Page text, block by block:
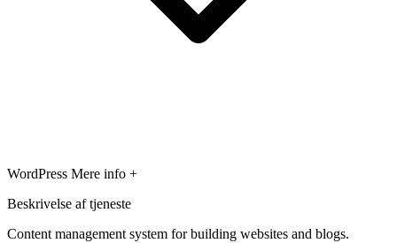
WordPress Mere info +
Beskrivelse af tjeneste
Content management system for building websites and blogs.